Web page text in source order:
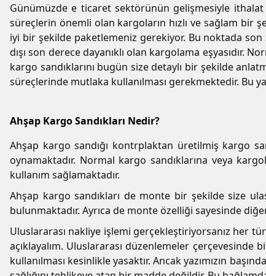
Günümüzde e ticaret sektörünün gelişmesiyle ithalat
süreçlerin önemli olan kargoların hızlı ve sağlam bir
iyi bir şekilde paketlemeniz gerekiyor. Bu noktada
dışı son derece dayanıklı olan kargolama
kargo sandıklarını bugün size detaylı bir şekilde
süreçlerinde mutlaka kullanılması gerekmektedir. Bu
Ahşap Kargo Sandıkları Nedir?
Ahşap kargo sandığı kontrplaktan üretilmiş kargo
oynamaktadır. Normal kargo sandıklarına veya
kullanım sağlamaktadır.
Ahşap kargo sandıkları de monte bir şekilde size
bulunmaktadır. Ayrıca de monte özelliği sayesinde
Uluslararası nakliye işlemi gerçekleştiriyorsanız her
açıklayalım. Uluslararası düzenlemeler çerçevesinde
kullanılması kesinlikle yasaktır. Ancak yazımızın